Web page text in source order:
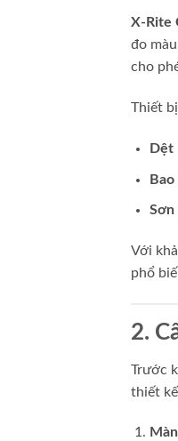
X-Rite
đo
cho
Thiết
Dệt
Sơn
Với
phổ
2.
Trước
thiết